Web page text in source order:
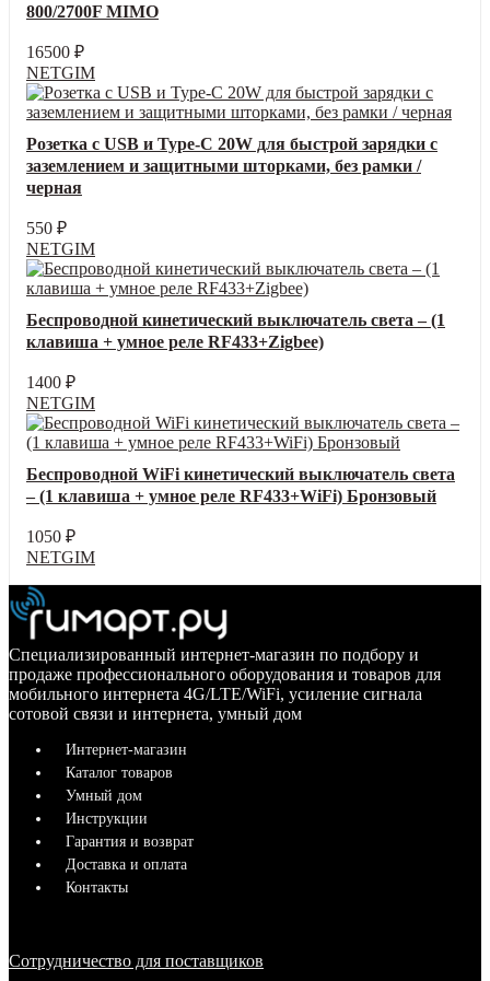
800/2700F MIMO
16500 ₽
NETGIM
Розетка с USB и Type-C 20W для быстрой зарядки с
заземлением и защитными шторками, без рамки /
черная
550 ₽
NETGIM
Беспроводной кинетический выключатель света – (1
клавиша + умное реле RF433+Zigbee)
1400 ₽
NETGIM
Беспроводной WiFi кинетический выключатель света
– (1 клавиша + умное реле RF433+WiFi) Бронзовый
1050 ₽
NETGIM
Специализированный интернет-магазин по подбору и
продаже профессионального оборудования и товаров для
мобильного интернета 4G/LTE/WiFi, усиление сигнала
сотовой связи и интернета, умный дом
Интернет-магазин
Каталог товаров
Умный дом
Инструкции
Гарантия и возврат
Доставка и оплата
Контакты
Сотрудничество для поставщиков